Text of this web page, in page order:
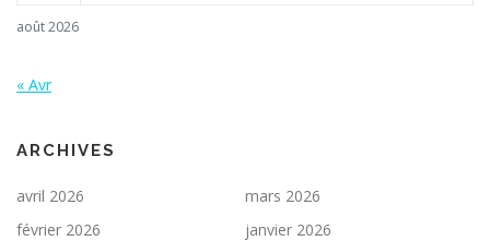
août 2026
« Avr
ARCHIVES
avril 2026
mars 2026
février 2026
janvier 2026